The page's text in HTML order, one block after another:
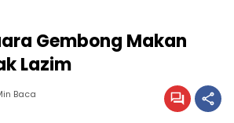
Gembong Makan
Lazim
Baca